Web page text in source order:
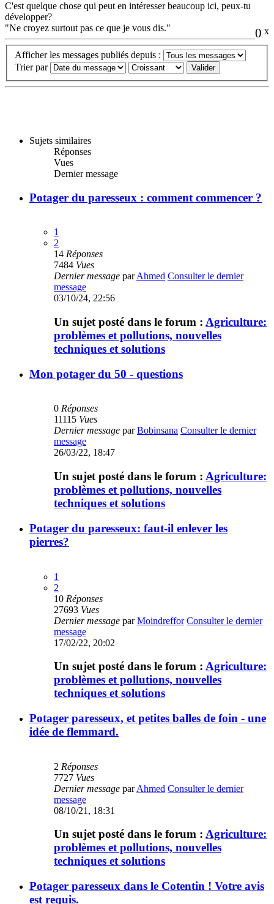
C'est quelque chose qui peut en intéresser beaucoup ici, peux-tu
développer?
0 x
"Ne croyez surtout pas ce que je vous dis."
Afficher les messages publiés depuis :
Trier par
Sujets similaires
Réponses
Vues
Dernier message
Potager du paresseux : comment commencer ?
1
2
14 Réponses
7484 Vues
Dernier message parAhmed Consulter le dernier
message
03/10/24, 22:56
Un sujet posté dans le forum : Agriculture:
problèmes et pollutions, nouvelles
techniques et solutions
Mon potager du 50 - questions
0 Réponses
11115 Vues
Dernier message parBobinsana Consulter le dernier
message
26/03/22, 18:47
Un sujet posté dans le forum : Agriculture:
problèmes et pollutions, nouvelles
techniques et solutions
Potager du paresseux: faut-il enlever les
pierres?
1
2
10 Réponses
27693 Vues
Dernier message parMoindreffor Consulter le dernier
message
17/02/22, 20:02
Un sujet posté dans le forum : Agriculture:
problèmes et pollutions, nouvelles
techniques et solutions
Potager paresseux, et petites balles de foin - une
idée de flemmard.
2 Réponses
7727 Vues
Dernier message parAhmed Consulter le dernier
message
08/10/21, 18:31
Un sujet posté dans le forum : Agriculture:
problèmes et pollutions, nouvelles
techniques et solutions
Potager paresseux dans le Cotentin ! Votre avis
est requis.